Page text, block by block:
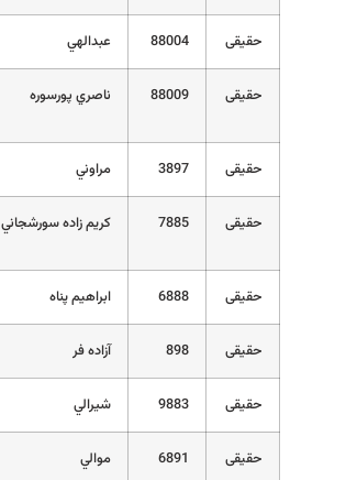
حقیقی 88004 عبدالهي
حقیقی 88009 ناصري پورسوره
حقیقی 3897 مراوني
حقیقی 7885 كريم زاده سورشجاني
حقیقی 6888 ابراهيم پناه
حقیقی 898 آزاده فر
حقیقی 9883 شيرالي
حقیقی 6891 موالي